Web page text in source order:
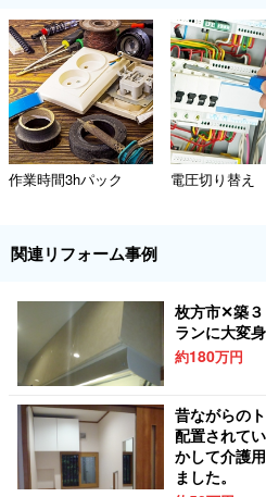
作業時間3hパック 電圧切り替え
関連リフォーム事例
枚方市✕築
ランに大変身
約180万円
昔ながらの
配置されて
かして介護
ました。